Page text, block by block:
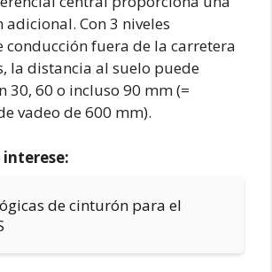
Con 3 niveles
conducción fuera de la carretera
la distancia al suelo puede
30, 60 o incluso 90 mm (=
vadeo de 600 mm).
interese:
de cinturón para el